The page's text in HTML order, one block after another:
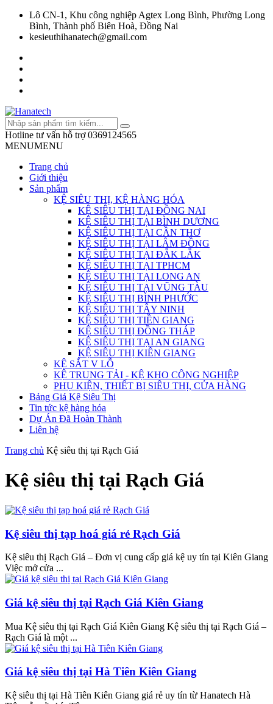
Lô CN-1, Khu công nghiệp Agtex Long Bình, Phường Long
Bình, Thành phố Biên Hoà, Đồng Nai
kesieuthihanatech@gmail.com
Hotline tư vấn hỗ trợ 0369124565
MENUMENU
Trang chủ
Giới thiệu
Sản phẩm
KỆ SIÊU THỊ, KỆ HÀNG HÓA
KỆ SIÊU THỊ TẠI ĐỒNG NAI
KỆ SIÊU THỊ TẠI BÌNH DƯƠNG
KỆ SIÊU THỊ TẠI CẦN THƠ
KỆ SIÊU THỊ TẠI LÂM ĐỒNG
KỆ SIÊU THỊ TẠI ĐẮK LẮK
KỆ SIÊU THỊ TẠI TPHCM
KỆ SIÊU THỊ TẠI LONG AN
KỆ SIÊU THỊ TẠI VŨNG TÀU
KỆ SIÊU THỊ BÌNH PHƯỚC
KỆ SIÊU THỊ TÂY NINH
KỆ SIÊU THỊ TIỀN GIANG
KỆ SIÊU THỊ ĐỒNG THÁP
KỆ SIÊU THỊ TẠI AN GIANG
KỆ SIÊU THỊ KIÊN GIANG
KỆ SẮT V LỖ
KỆ TRUNG TẢI - KỆ KHO CÔNG NGHIỆP
PHỤ KIỆN, THIẾT BỊ SIÊU THỊ, CỬA HÀNG
Bảng Giá Kệ Siêu Thị
Tin tức kệ hàng hóa
Dự Án Đã Hoàn Thành
Liên hệ
Trang chủ Kệ siêu thị tại Rạch Giá
Kệ siêu thị tại Rạch Giá
Kệ siêu thị tạp hoá giá rẻ Rạch Giá
Kệ siêu thị Rạch Giá – Đơn vị cung cấp giá kệ uy tín tại Kiên Giang
Việc mở cửa ...
Giá kệ siêu thị tại Rạch Giá Kiên Giang
Mua Kệ siêu thị tại Rạch Giá Kiên Giang Kệ siêu thị tại Rạch Giá –
Rạch Giá là một ...
Giá kệ siêu thị tại Hà Tiên Kiên Giang
Kệ siêu thị tại Hà Tiên Kiên Giang giá rẻ uy tín từ Hanatech Hà